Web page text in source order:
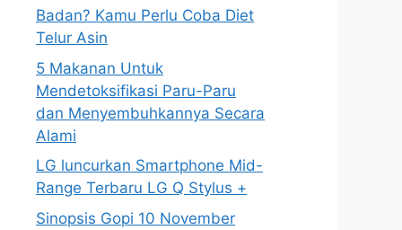
Badan? Kamu Perlu Coba Diet
Telur Asin
5 Makanan Untuk
Mendetoksifikasi Paru-Paru
dan Menyembuhkannya Secara
Alami
LG luncurkan Smartphone Mid-
Range Terbaru LG Q Stylus +
Sinopsis Gopi 10 November